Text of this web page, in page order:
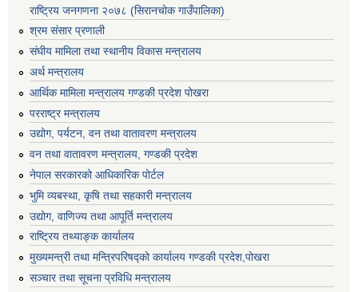
राष्ट्रिय जनगणना २०७८ (सिरानचोक गाउँपालिका)
श्रम संसार प्रणाली
संघीय मामिला तथा स्थानीय विकास मन्त्रालय
अर्थ मन्त्रालय
आर्थिक मामिला मन्त्रालय गण्डकी प्रदेश पोखरा
परराष्ट्र मन्त्रालय
उद्योग, पर्यटन, वन तथा वातावरण मन्त्रालय
वन तथा वातावरण मन्त्रालय, गण्डकी प्रदेश
नेपाल सरकारको आधिकारिक पोर्टल
भुमि व्यबस्था, कृषि तथा सहकारी मन्त्रालय
उद्योग, वाणिज्य तथा आपूर्ति मन्त्रालय
राष्ट्रिय तथ्याङ्क कार्यालय
मुख्यमन्त्री तथा मन्त्रिपरिषद्को कार्यालय गण्डकी प्रदेश,पोखरा
सञ्‍चार तथा सूचना प्रविधि मन्त्रालय